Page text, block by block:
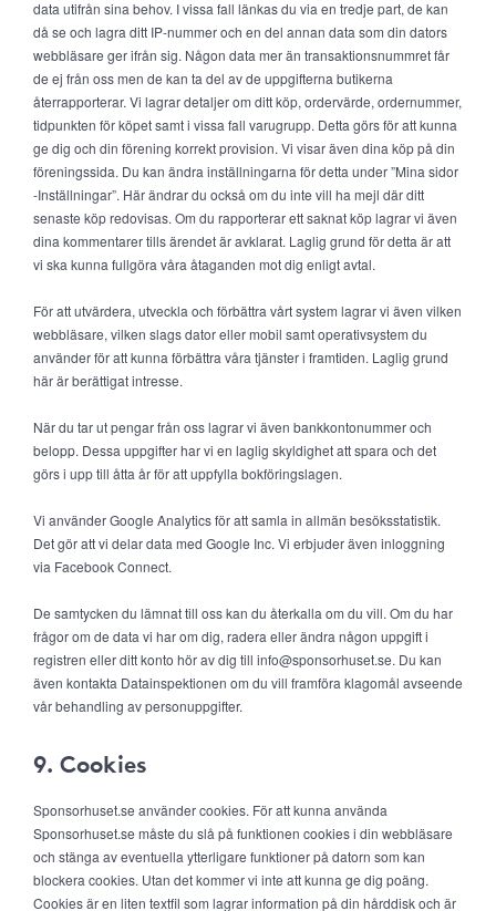
data utifrån sina behov. I vissa fall länkas du via en tredje part, de kan
då se och lagra ditt IP-nummer och en del annan data som din dators
webbläsare ger ifrån sig. Någon data mer än transaktionsnummret får
de ej från oss men de kan ta del av de uppgifterna butikerna
återrapporterar. Vi lagrar detaljer om ditt köp, ordervärde, ordernummer,
tidpunkten för köpet samt i vissa fall varugrupp. Detta görs för att kunna
ge dig och din förening korrekt provision. Vi visar även dina köp på din
föreningssida. Du kan ändra inställningarna för detta under ”Mina sidor
-Inställningar”. Här ändrar du också om du inte vill ha mejl där ditt
senaste köp redovisas. Om du rapporterar ett saknat köp lagrar vi även
dina kommentarer tills ärendet är avklarat. Laglig grund för detta är att
vi ska kunna fullgöra våra åtaganden mot dig enligt avtal.
För att utvärdera, utveckla och förbättra vårt system lagrar vi även vilken
webbläsare, vilken slags dator eller mobil samt operativsystem du
använder för att kunna förbättra våra tjänster i framtiden. Laglig grund
här är berättigat intresse.
När du tar ut pengar från oss lagrar vi även bankkontonummer och
belopp. Dessa uppgifter har vi en laglig skyldighet att spara och det
görs i upp till åtta år för att uppfylla bokföringslagen.
Vi använder Google Analytics för att samla in allmän besöksstatistik.
Det gör att vi delar data med Google Inc. Vi erbjuder även inloggning
via Facebook Connect.
De samtycken du lämnat till oss kan du återkalla om du vill. Om du har
frågor om de data vi har om dig, radera eller ändra någon uppgift i
registren eller ditt konto hör av dig till info@sponsorhuset.se. Du kan
även kontakta Datainspektionen om du vill framföra klagomål avseende
vår behandling av personuppgifter.
9. Cookies
Sponsorhuset.se använder cookies. För att kunna använda
Sponsorhuset.se måste du slå på funktionen cookies i din webbläsare
och stänga av eventuella ytterligare funktioner på datorn som kan
blockera cookies. Utan det kommer vi inte att kunna ge dig poäng.
Cookies är en liten textfil som lagrar information på din hårddisk och är